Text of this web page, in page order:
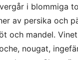
i blommiga
av persika och
och mandel.
nougat,